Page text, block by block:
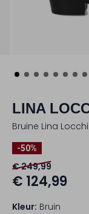
LINA
Bruine Lina
-50%
€ 249,99
€ 124,99
Kleur: Bruin